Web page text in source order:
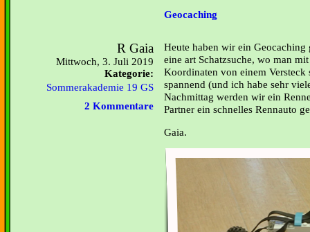
Geocaching
R Gaia
Mittwoch, 3. Juli 2019
Kategorie:
Sommerakademie 19 GS
2 Kommentare
Heute haben wir ein
eine art Schatzsuche, wo man
Koordinaten von einem Versteck
spannend (und ich habe sehr
Nachmittag werden wir ein
Partner ein schnelles Rennauto
Gaia.